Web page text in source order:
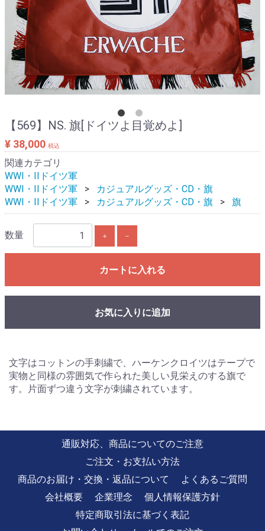
【569】NS. 旗[ドイツよ目覚めよ]
¥ 38,000 税込
関連カテゴリ
WWI・IIドイツ軍
WWI・IIドイツ軍
カジュアルグッズ・CD・旗
WWI・IIドイツ軍
カジュアルグッズ・CD・旗 旗
数量 ＋ －
カートに入れる
お気に入りに追加
文字はコットンの手刺繍で、ハーケンクロイツはテープで
実物と同様の雰囲気で作られた美しい見栄えのする旗で
す。片面ずつ違う文字が刺繍されています。
通販対応、商品についてのご注意
ご注文・お支払い方法
商品のお届け・交換・返品について
よくあるご質問
会社概要
企業理念
個人情報保護方針
特定商取引法に基づく表記